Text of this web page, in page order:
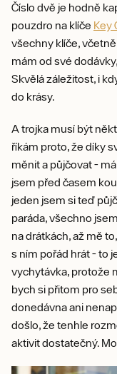
Číslo dvě je hodně
pouzdro na klíče Key
všechny klíče,
mám od své
Skvělá záležitost, i
do krásy.
A trojka musí být
říkám proto, že díky
měnit a půjčovat -
jsem před časem
jeden jsem si teď
paráda, všechno
na drátkách, až mě
s ním pořád hrát - to
vychytávka, protože
bych si přitom pro
donedávna ani
došlo, že tenhle
aktivit dostatečný.